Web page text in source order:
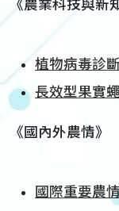
《農業科技與新
植物病毒診
長效型果實
《國內外農情》
國際重要農